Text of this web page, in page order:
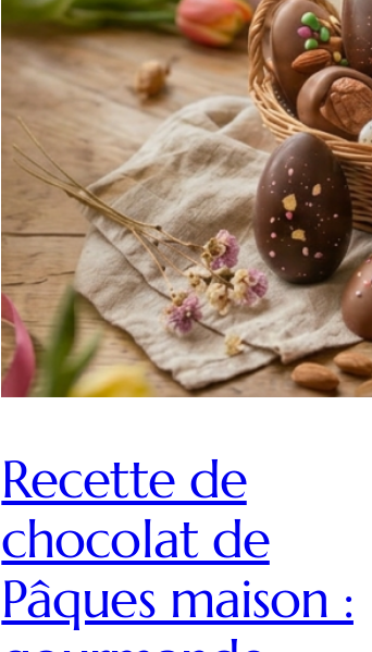
Recette de
chocolat de
Pâques maison :